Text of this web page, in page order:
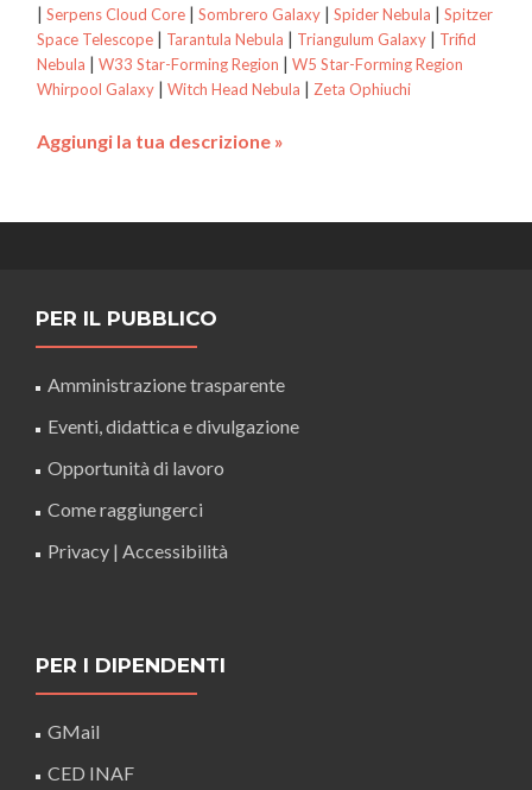
| Serpens Cloud Core | Sombrero Galaxy | Spider Nebula | Spitzer
Space Telescope | Tarantula Nebula | Triangulum Galaxy | Trifid
Nebula | W33 Star-Forming Region | W5 Star-Forming Region
Whirpool Galaxy | Witch Head Nebula | Zeta Ophiuchi
Aggiungi la tua descrizione »
PER IL PUBBLICO
Amministrazione trasparente
Eventi, didattica e divulgazione
Opportunità di lavoro
Come raggiungerci
Privacy | Accessibilità
PER I DIPENDENTI
GMail
CED INAF